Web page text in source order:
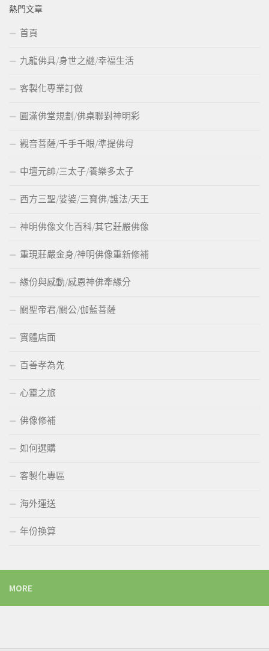
熱門文章
首頁
九龍佛具/身世之謎/幸福生活
客製化專業訂做
圓滿佛堂規劃/佛桌聯對神明彩
觀音菩薩/千手千眼/準提佛母
中壇元帥/三太子/養樂多太子
西方三聖/娑婆/三寶佛/護法/天王
神明佛像文化百科/其它莊嚴佛像
重現莊嚴金身/神明佛像重新修補
緣份與感動/感恩神佛牽緣分
關聖帝君/關公/伽藍菩薩
實體店面
百善孝為先
心靈之旅
佛像修補
如何選購
客製化專區
海外運送
年份換算
MORE